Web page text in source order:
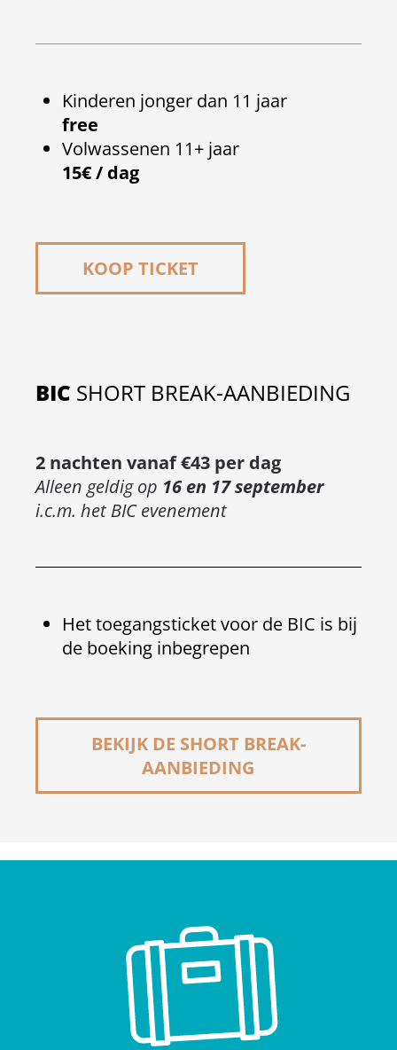
Kinderen jonger dan 11 jaar
free
Volwassenen 11+ jaar
15€ / dag
KOOP TICKET
BIC SHORT BREAK-AANBIEDING
2 nachten vanaf €43 per dag
Alleen geldig op 16 en 17 september
i.c.m. het BIC evenement
Het toegangsticket voor de BIC is bij
de boeking inbegrepen
BEKIJK DE SHORT BREAK-
AANBIEDING